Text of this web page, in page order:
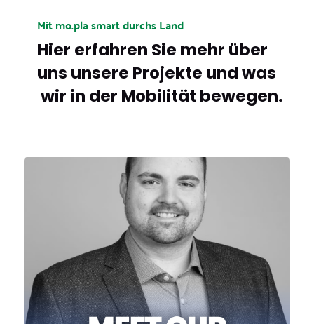
Mit mo.pla smart durchs Land
Hier erfahren Sie mehr über
uns unsere Projekte und was
wir in der Mobilität bewegen.